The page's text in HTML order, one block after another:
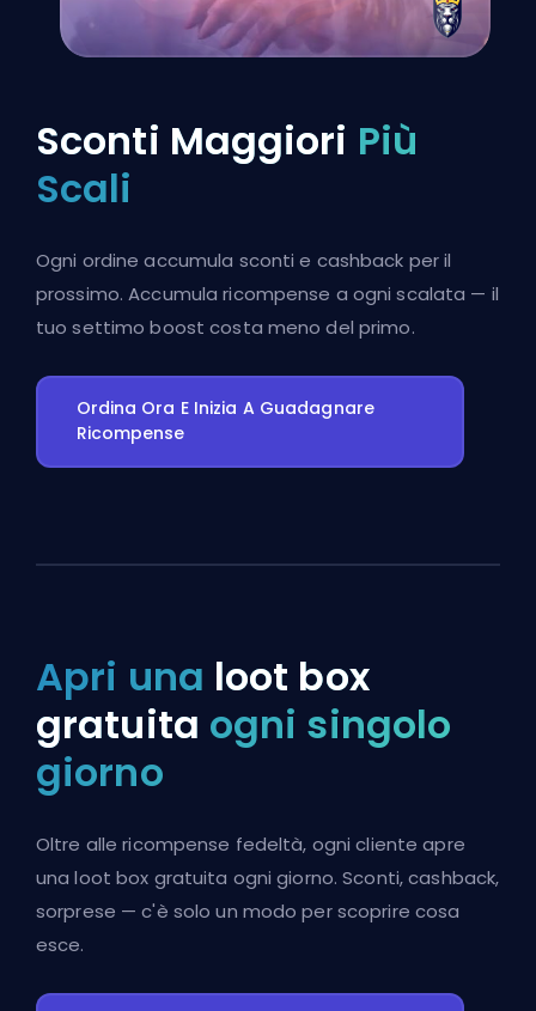
Sconti Maggiori Più
Scali
Ogni ordine accumula sconti e cashback per il
prossimo. Accumula ricompense a ogni scalata — il
tuo settimo boost costa meno del primo.
Ordina Ora E Inizia A Guadagnare
Ricompense
Apri una loot box
gratuita ogni singolo
giorno
Oltre alle ricompense fedeltà, ogni cliente apre
una loot box gratuita ogni giorno. Sconti, cashback,
sorprese — c'è solo un modo per scoprire cosa
esce.